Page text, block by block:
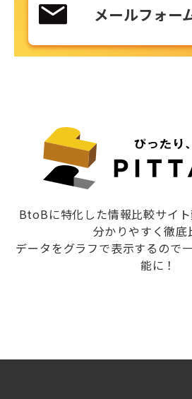
メールフォー
BtoBに特化した情報比較サイ
分かりやすく徹底
データをグラフで表示するので
能に！